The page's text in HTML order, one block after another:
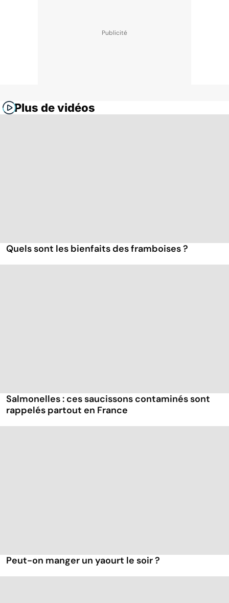
Plus de vidéos
Quels sont les bienfaits des framboises ?
Salmonelles : ces saucissons contaminés sont
rappelés partout en France
Peut-on manger un yaourt le soir ?